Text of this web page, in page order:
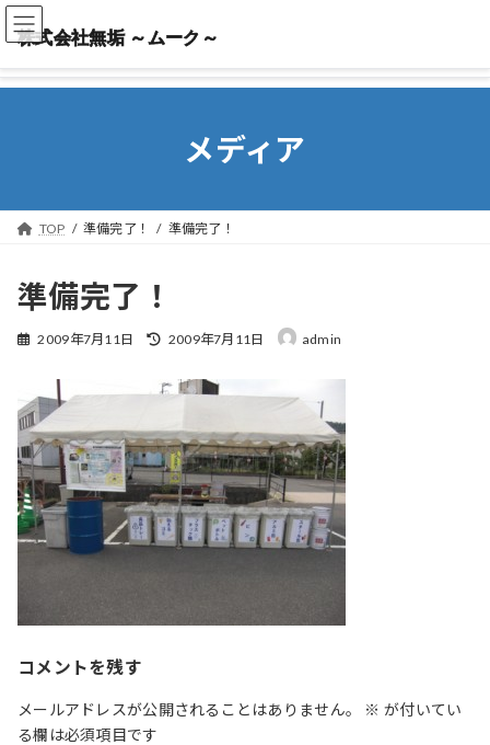
株式会社無垢 ～ムーク～
株式会社無垢 ～ムーク～
メディア
TOP 準備完了！ 準備完了！
準備完了！
2009年7月11日
最
新
時
:
2009年7月11日 admin
コメントを残す
メールアドレスが公開されることはありません。 ※ が付いてい
る欄は必須項目です